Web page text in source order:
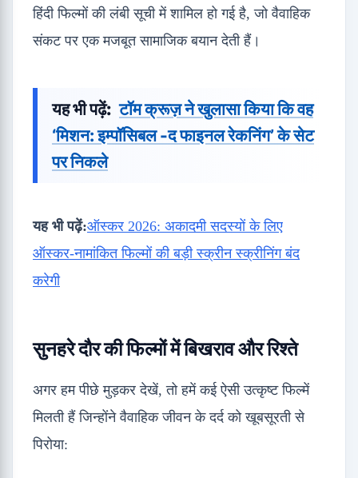
हिंदी फिल्मों की लंबी सूची में शामिल हो गई है, जो वैवाहिक
संकट पर एक मजबूत सामाजिक बयान देती हैं।
यह भी पढ़ें: टॉम क्रूज़ ने खुलासा किया कि वह
‘मिशन: इम्पॉसिबल -द फाइनल रेकनिंग’ के सेट
पर निकले
यह भी पढ़ें:ऑस्कर 2026: अकादमी सदस्यों के लिए
ऑस्कर-नामांकित फिल्मों की बड़ी स्क्रीन स्क्रीनिंग बंद
करेगी
सुनहरे दौर की फिल्मों में बिखराव और रिश्ते
अगर हम पीछे मुड़कर देखें, तो हमें कई ऐसी उत्कृष्ट फिल्में
मिलती हैं जिन्होंने वैवाहिक जीवन के दर्द को खूबसूरती से
पिरोया: